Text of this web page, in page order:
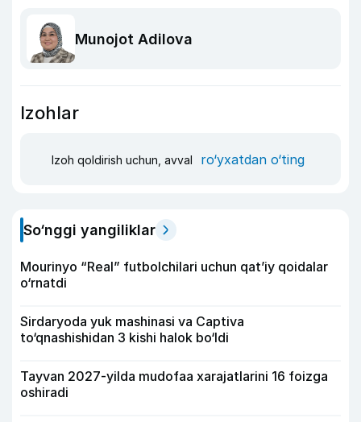
Munojot Adilova
Izohlar
Izoh qoldirish uchun, avval ro‘yxatdan o‘ting
So‘nggi yangiliklar
Mourinyo “Real” futbolchilari uchun qat’iy qoidalar
o‘rnatdi
Sirdaryoda yuk mashinasi va Captiva
to‘qnashishidan 3 kishi halok bo‘ldi
Tayvan 2027-yilda mudofaa xarajatlarini 16 foizga
oshiradi